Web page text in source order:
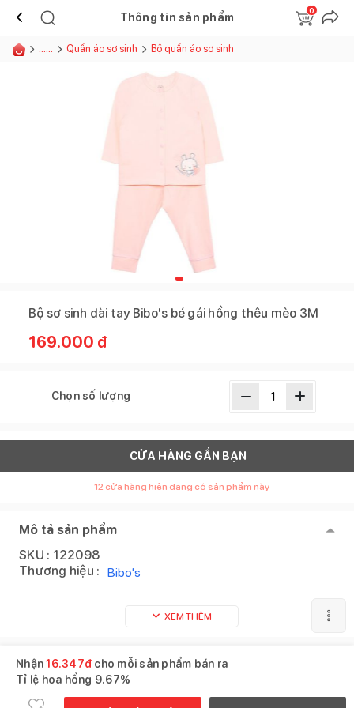
Thông tin sản phẩm
0
...... Quần áo sơ sinh Bộ quần áo sơ sinh
Bộ sơ sinh dài tay Bibo's bé gái hồng thêu mèo 3M
169.000 đ
Chọn số lượng
CỬA HÀNG GẦN BẠN
12 cửa hàng hiện đang có sản phẩm này
Mô tả sản phẩm
SKU : 122098
Thương hiệu : Bibo's
XEM THÊM
Sản phẩm tương tự
Nhận16.347đ cho mỗi sản phẩm bán ra
Tỉ lệ hoa hồng 9.67%